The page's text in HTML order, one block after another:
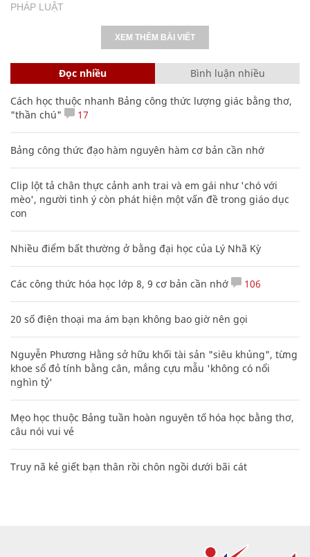
PHÁP LUẬT
XEM THÊM BÀI VIẾT
Đọc nhiều Bình luận nhiều
Cách học thuộc nhanh Bảng công thức lượng giác bằng thơ,
"thần chú"
17
Bảng công thức đạo hàm nguyên hàm cơ bản cần nhớ
Clip lột tả chân thực cảnh anh trai và em gái như 'chó với
mèo', người tinh ý còn phát hiện một vấn đề trong giáo dục
con
Nhiều điểm bất thường ở bằng đại học của Lý Nhã Kỳ
Các công thức hóa học lớp 8, 9 cơ bản cần nhớ 106
20 số điện thoại ma ám bạn không bao giờ nên gọi
Nguyễn Phương Hằng sở hữu khối tài sản "siêu khủng", từng
khoe sổ đỏ tính bằng cân, mắng cựu mẫu 'không có nổi
nghìn tỷ'
Mẹo học thuộc Bảng tuần hoàn nguyên tố hóa học bằng thơ,
câu nói vui vẻ
Truy nã kẻ giết bạn thân rồi chôn ngồi dưới bãi cát